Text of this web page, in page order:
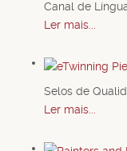
Canal de
Ler mais...
Selos de
Ler mais...